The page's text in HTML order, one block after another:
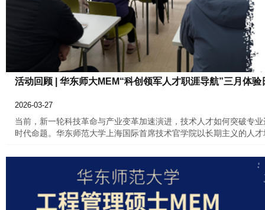
活动回顾 | 华东师大MEM“科创领军人才职涯导航”三月体验
2026-03-27
当前，新一轮科技革命与产业变革加速演进，技术人才如何突破专
时代命题。华东师范大学上海国际首席技术官学院以长期主义的人
领军者的成长路径，通过科创职涯发展智能系统测评、定制化教练
参与者在真实场景中探索自身发展可能。本次工作坊摒弃传统讲座